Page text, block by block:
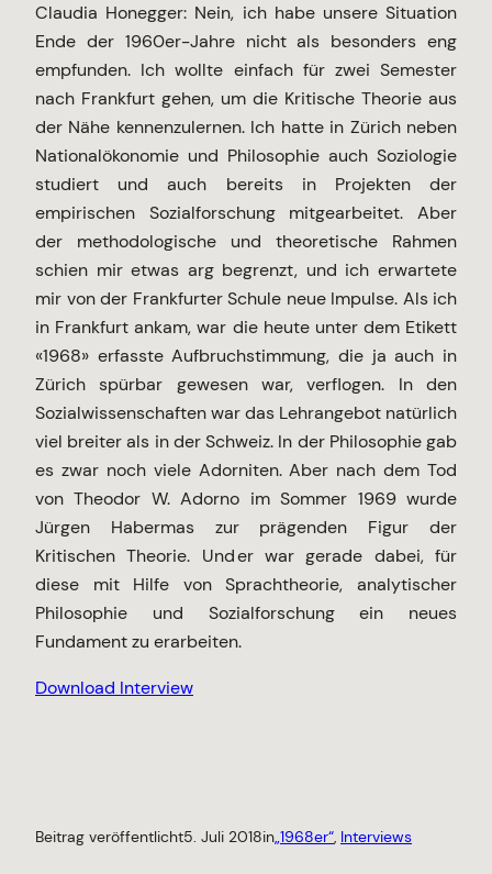
Claudia Honegger: Nein, ich habe unsere Situation
Ende der 1960er-Jahre nicht als besonders eng
empfunden. Ich wollte einfach für zwei Semester
nach Frankfurt gehen, um die Kritische Theorie aus
der Nähe kennenzulernen. Ich hatte in Zürich neben
Nationalökonomie und Philosophie auch Soziologie
studiert und auch bereits in Projekten der
empirischen Sozialforschung mitgearbeitet. Aber
der methodologische und theoretische Rahmen
schien mir etwas arg begrenzt, und ich erwartete
mir von der Frankfurter Schule neue Impulse. Als ich
in Frankfurt ankam, war die heute unter dem Etikett
«1968» erfasste Aufbruchstimmung, die ja auch in
Zürich spürbar gewesen war, verflogen. In den
Sozialwissenschaften war das Lehrangebot natürlich
viel breiter als in der Schweiz. In der Philosophie gab
es zwar noch viele Adorniten. Aber nach dem Tod
von Theodor W. Adorno im Sommer 1969 wurde
Jürgen Habermas zur prägenden Figur der
Kritischen Theorie. Und er war gerade dabei, für
diese mit Hilfe von Sprachtheorie, analytischer
Philosophie und Sozialforschung ein neues
Fundament zu erarbeiten.
Download Interview
Beitrag veröffentlicht5. Juli 2018in„1968er“, Interviews